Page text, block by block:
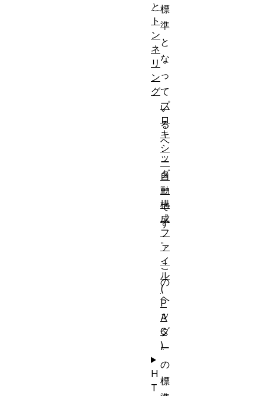
標
準
と
な
っ
て
い
る
ヘ
ッ
ダ
ー
で
す
。
こ
の
ヘ
ッ
ダ
ー
の
標
と
ト
ン
ネ
リ
ン
グ
プ
ロ
キ
シ
ー
自
動
構
成
フ
ァ
イ
ル
(
P
A
C
)
H
T